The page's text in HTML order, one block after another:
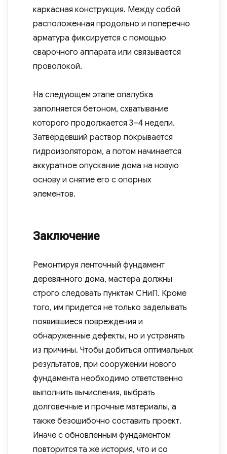
каркасная конструкция. Между собой
расположенная продольно и поперечно
арматура фиксируется с помощью
сварочного аппарата или связывается
проволокой.
На следующем этапе опалубка
заполняется бетоном, схватывание
которого продолжается 3–4 недели.
Затвердевший раствор покрывается
гидроизолятором, а потом начинается
аккуратное опускание дома на новую
основу и снятие его с опорных
элементов.
Заключение
Ремонтируя ленточный фундамент
деревянного дома, мастера должны
строго следовать пунктам СНиП. Кроме
того, им придется не только заделывать
появившиеся повреждения и
обнаруженные дефекты, но и устранять
из причины. Чтобы добиться оптимальных
результатов, при сооружении нового
фундамента необходимо ответственно
выполнить вычисления, выбрать
долговечные и прочные материалы, а
также безошибочно составить проект.
Иначе с обновленным фундаментом
повторится та же история, что и со